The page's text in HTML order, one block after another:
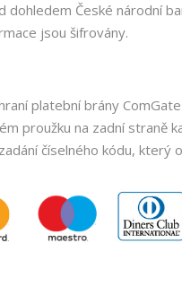
dohledem České národní
jsou šifrovány.
platební brány
proužku na zadní straně
číselného kódu, který